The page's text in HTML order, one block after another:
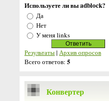
Используете ли вы adblock?
Да
Нет
У меня links
Результаты| Архив опросов
Всего ответов: 5
Конвертер